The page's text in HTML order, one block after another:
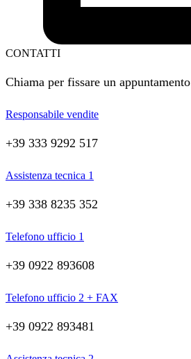
CONTATTI
Chiama per fissare un appuntamento
Responsabile vendite
+39 333 9292 517
Assistenza tecnica 1
+39 338 8235 352
Telefono ufficio 1
+39 0922 893608
Telefono ufficio 2 + FAX
+39 0922 893481